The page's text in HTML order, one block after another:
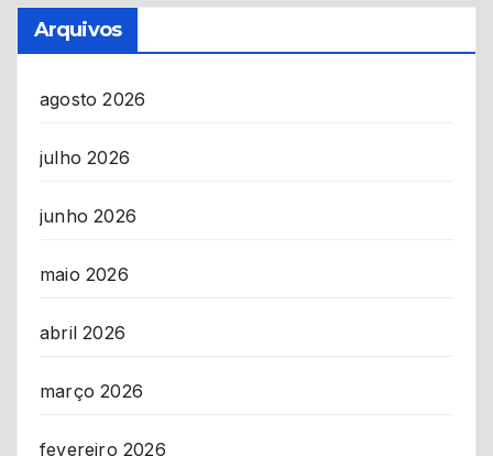
Arquivos
agosto 2026
julho 2026
junho 2026
maio 2026
abril 2026
março 2026
fevereiro 2026